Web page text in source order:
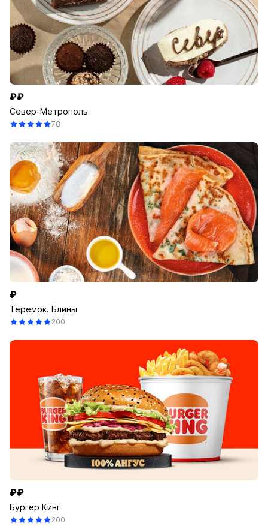
₽₽
Север-Метрополь
78
₽
Теремок. Блины
200
₽₽
Бургер Кинг
200